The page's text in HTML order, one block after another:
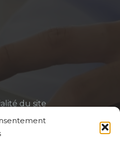
du site
données de la CPTS